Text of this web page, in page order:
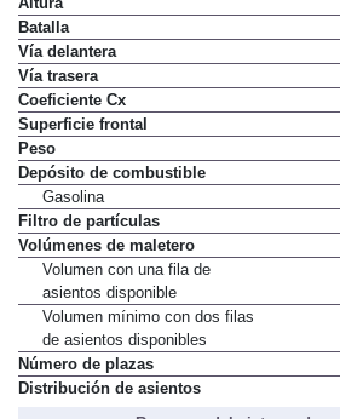
Batalla
Vía delantera
Vía trasera
Coeficiente Cx
Superficie frontal
Peso
Depósito de combustible
Gasolina
Filtro de partículas
Volúmenes de maletero
Volumen con una fila de
asientos disponible
Volumen mínimo con dos filas
de asientos disponibles
Número de plazas
Distribución de asientos